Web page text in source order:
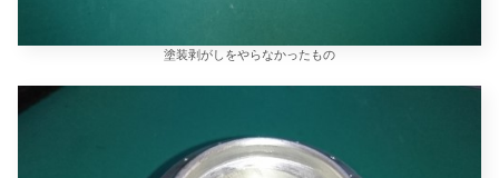
塗装剥がしをやらなかったもの